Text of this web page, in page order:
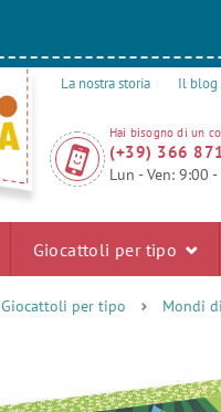
La nostra storia Il blog
Hai bisogno di un
(+39) 366
Lun - Ven: 9:00
Giocattoli per tipo
Giocattoli per tipo Mondi